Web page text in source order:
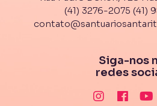
(41) 3276-2075 (41)
Siga-nos
redes